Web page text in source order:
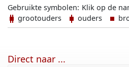
Klik op de
Gebruikte symbolen:
grootouders
ouders
Direct naar ...